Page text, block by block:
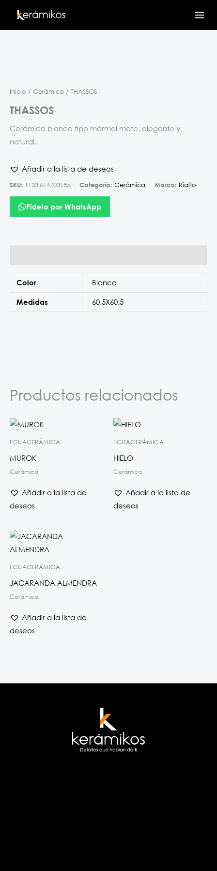
contenido
Inicio / Cerámica / THASSOS
THASSOS
Cerámica blanco tipo mármol mate, elegante y
natural.
Añadir a la lista de deseos
SKU: 1133I614703185 Categoría: Cerámica Marca: Rialto
Pídelo por WhatsApp
Color Blanco
Medidas 60.5X60.5
Productos relacionados
ECUACERÁMICA
MUROK
Cerámica
Añadir a la lista de
deseos
ECUACERÁMICA
HIELO
Cerámica
Añadir a la lista de
deseos
ECUACERÁMICA
JACARANDA ALMENDRA
Cerámica
Añadir a la lista de
deseos